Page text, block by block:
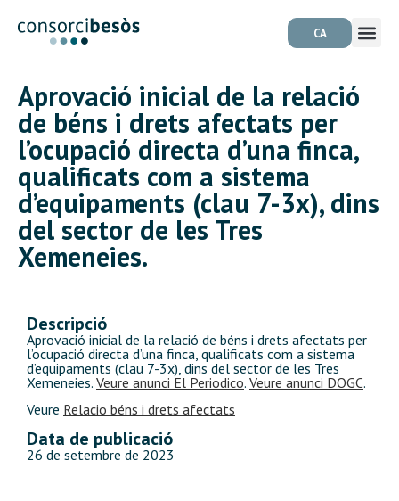
CA
Aprovació inicial de la relació
de béns i drets afectats per
l’ocupació directa d’una finca,
qualificats com a sistema
d’equipaments (clau 7-3x), dins
del sector de les Tres
Xemeneies.
Descripció
Aprovació inicial de la relació de béns i drets afectats per
l’ocupació directa d’una finca, qualificats com a sistema
d’equipaments (clau 7-3x), dins del sector de les Tres
Xemeneies. Veure anunci El Periodico. Veure anunci DOGC.
Veure Relacio béns i drets afectats
Data de publicació
26 de setembre de 2023